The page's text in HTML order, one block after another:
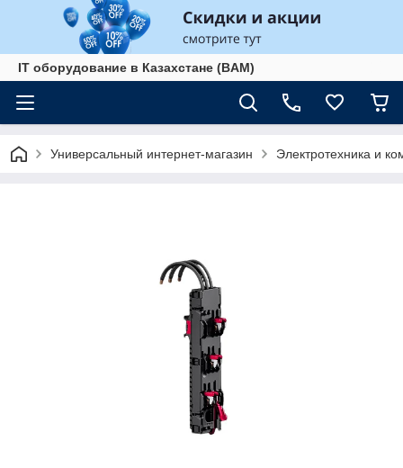
IT оборудование в Казахстане (BAM)
Универсальный интернет-магазин Электротехника и